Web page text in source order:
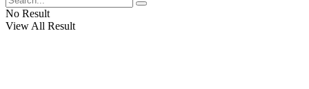
No Result
View All Result